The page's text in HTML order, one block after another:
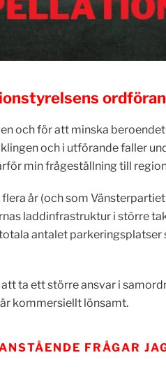
och för att minska
och i utförande faller
min frågeställning till
år (och som
laddinfrastruktur i större
antalet
ta ett större ansvar i
kommersiellt lönsamt.
FRÅGAR